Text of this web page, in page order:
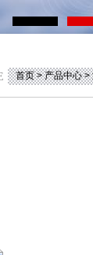
首页>产品中心>